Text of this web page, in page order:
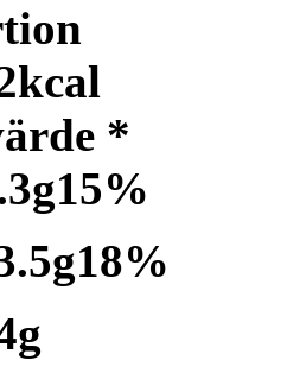
kcal
*
g15%
g18%
g